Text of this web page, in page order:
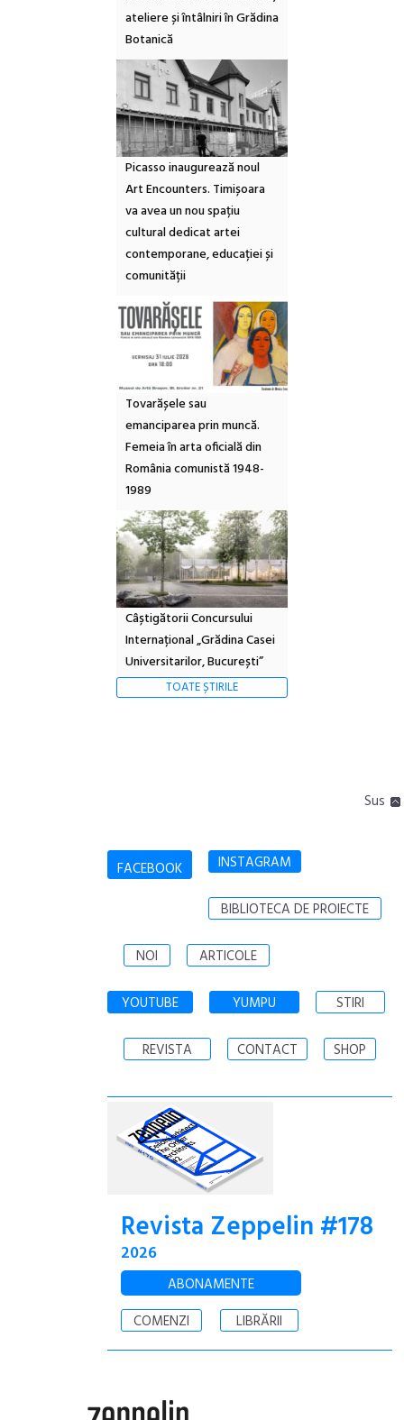
ateliere și întâlniri în Grădina
Botanică
Picasso inaugurează noul
Art Encounters. Timișoara
va avea un nou spațiu
cultural dedicat artei
contemporane, educației și
comunității
Tovarășele sau
emanciparea prin muncă.
Femeia în arta oficială din
România comunistă 1948-
1989
Câștigătorii Concursului
Internațional „Grădina Casei
Universitarilor, București”
TOATE ȘTIRILE
Sus
FACEBOOK INSTAGRAM
BIBLIOTECA DE PROIECTE
NOI ARTICOLE
YOUTUBE YUMPU STIRI
REVISTA CONTACT SHOP
Revista Zeppelin #178
2026
ABONAMENTE
COMENZI
LIBRĂRII